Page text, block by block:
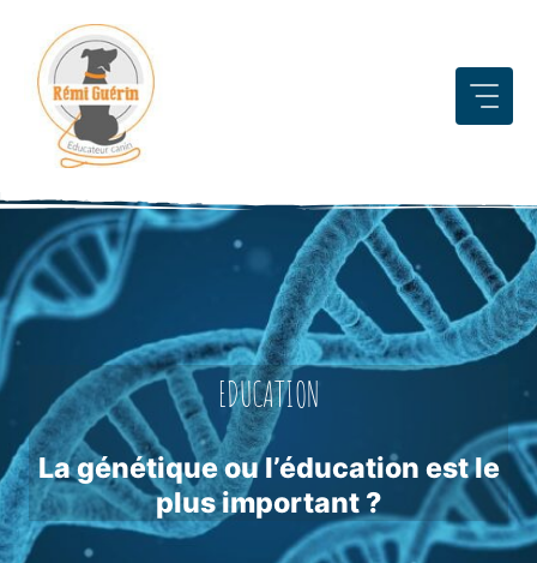
contenu
EDUCATION
La génétique ou l’éducation est le
plus important ?